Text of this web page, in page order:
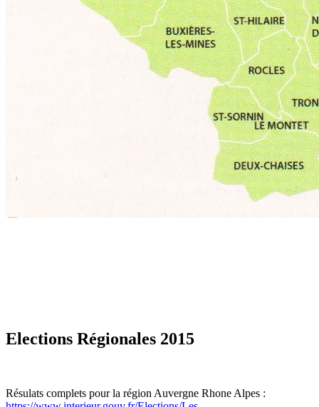
Elections Régionales 2015
Résulats complets pour la région Auvergne Rhone Alpes :